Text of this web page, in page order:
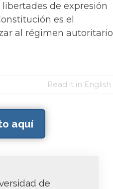
de expresión
es el
al régimen autoritario
Read it in English
aquí
de